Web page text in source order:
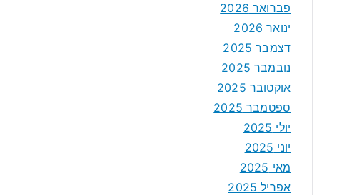
פברואר 2026
ינואר 2026
דצמבר 2025
נובמבר 2025
אוקטובר 2025
ספטמבר 2025
יולי 2025
יוני 2025
מאי 2025
אפריל 2025